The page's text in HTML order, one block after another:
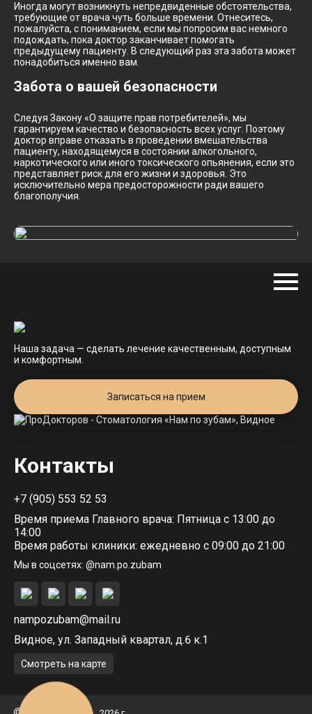
Иногда могут возникнуть непредвиденные обстоятельства,
требующие от врача чуть больше времени. Отнеситесь,
пожалуйста, с пониманием, если мы попросим вас немного
подождать, пока доктор заканчивает помогать
предыдущему пациенту. В следующий раз эта забота может
понадобиться именно вам.
Забота о вашей безопасности
Следуя Закону «О защите прав потребителей», мы
гарантируем качество и безопасность всех услуг. Поэтому
доктор вправе отказать в проведении вмешательства
пациенту, находящемуся в состоянии алкогольного,
наркотического или иного токсического опьянения, если это
представляет риск для его жизни и здоровья. Это
исключительно мера предосторожности ради вашего
благополучия.
Наша задача — сделать лечение качественным, доступным
и комфортным.
Записаться на прием
Контакты
+7 (905) 553 52 53
Время приема Главного врача: Пятница с 13:00 до
14:00
Время работы клиники: ежедневно с 09:00 до 21:00
Мы в соцсетях: @nam.po.zubam
nampozubam@mail.ru
Видное, ул. Западный квартал, д.6 к.1
Смотреть на карте